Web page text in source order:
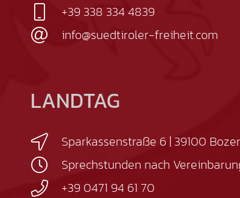
+39 338 334 4839
info@suedtiroler-freiheit.com
LANDTAG
Sparkassenstraße 6 | 39100
Sprechstunden nach
+39 0471 94 61 70